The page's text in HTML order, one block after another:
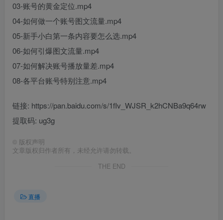
03-账号的黄金定位.mp4
04-如何做一个账号图文流量.mp4
05-新手小白第一条内容要怎么选.mp4
06-如何引爆图文流量.mp4
07-如何解决账号播放量差.mp4
08-各平台账号特别注意.mp4
链接: https://pan.baidu.com/s/1fIv_WJSR_k2hCNBa9q64rw
提取码: ug3g
© 版权声明
文章版权归作者所有，未经允许请勿转载。
THE END
直播